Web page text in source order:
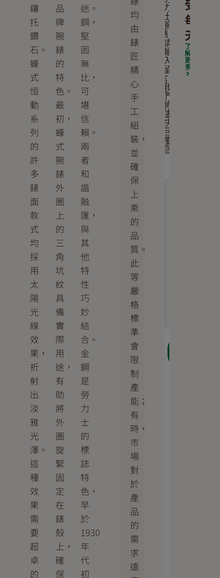
鑲
托
鑽
石。
蠔
式
恒
動
系
列
的
許
多
錶
面
款
式
均
採
用
太
陽
光
線
效
果，
折
射
出
淡
雅
光
澤。
這
種
效
果
需
要
超
卓
的
品
牌
腕
錶
的
特
色。
最
初，
蠔
式
腕
錶
外
圈
上
的
三
角
坑
紋
具
備
實
際
用
途，
有
助
將
外
圈
旋
緊
固
定
在
錶
殼
上，
確
保
迷。
鋼，
堅
固
無
比，
可
堪
信
賴。
兩
者
和
諧
融
匯，
與
其
他
特
性
巧
妙
結
合。
金
鋼
是
勞
力
士
的
標
誌
特
色，
早
於
1930
年
代
初
均
由
錶
匠
精
心
手
工
組
裝，
並
確
保
上
乘
的
品
質。
此
等
嚴
格
標
準
會
限
制
產
能；
有
時，
市
場
對
於
產
品
的
需
求
遠
力
士
腕
錶。
請
輸
入
留
言，
我
們
將
儘
快
回
覆
您
受
每
天
了
解
更
多